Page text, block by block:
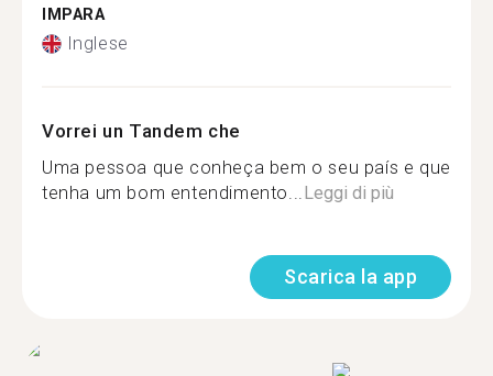
IMPARA
Inglese
Vorrei un Tandem che
Uma pessoa que conheça bem o seu país e que
tenha um bom entendimento...Leggi di più
Scarica la app